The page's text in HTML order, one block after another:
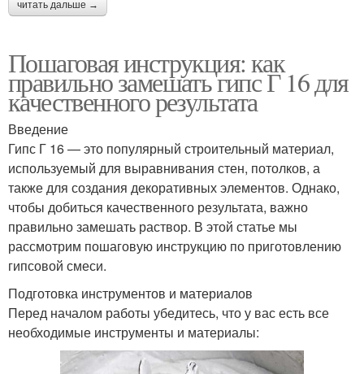
читать дальше →
Пошаговая инструкция: как
правильно замешать гипс Г 16 для
качественного результата
Введение
Гипс Г 16 — это популярный строительный материал,
используемый для выравнивания стен, потолков, а
также для создания декоративных элементов. Однако,
чтобы добиться качественного результата, важно
правильно замешать раствор. В этой статье мы
рассмотрим пошаговую инструкцию по приготовлению
гипсовой смеси.
Подготовка инструментов и материалов
Перед началом работы убедитесь, что у вас есть все
необходимые инструменты и материалы: